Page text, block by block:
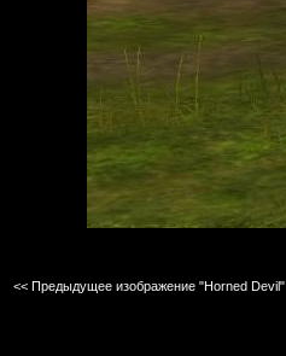
<< Предыдущее изображение "Horned Devil"